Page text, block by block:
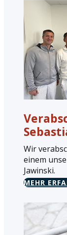
Wir
einem
Jawinski.
MEHR